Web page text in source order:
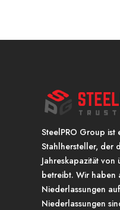
SteelPRO Group ist
Stahlhersteller, der
Jahreskapazität
betreibt. Wir haben
Niederlassungen
Niederlassungen